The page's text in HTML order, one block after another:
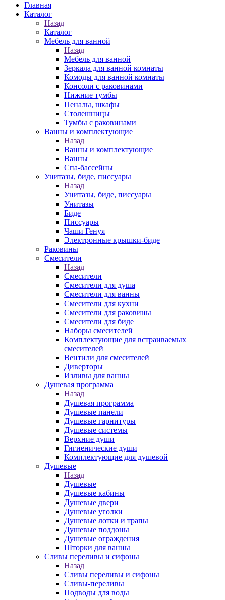
Главная
Каталог
Назад
Каталог
Мебель для ванной
Назад
Мебель для ванной
Зеркала для ванной комнаты
Комоды для ванной комнаты
Консоли с раковинами
Нижние тумбы
Пеналы, шкафы
Столешницы
Тумбы с раковинами
Ванны и комплектующие
Назад
Ванны и комплектующие
Ванны
Спа-бассейны
Унитазы, биде, писсуары
Назад
Унитазы, биде, писсуары
Унитазы
Биде
Писсуары
Чаши Генуя
Электронные крышки-биде
Раковины
Смесители
Назад
Смесители
Смесители для душа
Смесители для ванны
Смесители для кухни
Смесители для раковины
Смесители для биде
Наборы смесителей
Комплектующие для встраиваемых
смесителей
Вентили для смесителей
Диверторы
Изливы для ванны
Душевая программа
Назад
Душевая программа
Душевые панели
Душевые гарнитуры
Душевые системы
Верхние души
Гигиенические души
Комплектующие для душевой
Душевые
Назад
Душевые
Душевые кабины
Душевые двери
Душевые уголки
Душевые лотки и трапы
Душевые поддоны
Душевые ограждения
Шторки для ванны
Сливы переливы и сифоны
Назад
Сливы переливы и сифоны
Сливы-переливы
Подводы для воды